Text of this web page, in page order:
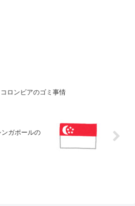
コロンビアのゴミ事情
ガポールの